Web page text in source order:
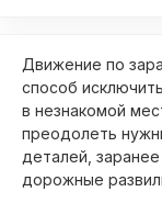
Движение по
способ
в незнакомой
преодолеть
деталей,
дорожные